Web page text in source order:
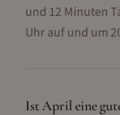
und 12 Minuten
Uhr auf und um
Ist April eine